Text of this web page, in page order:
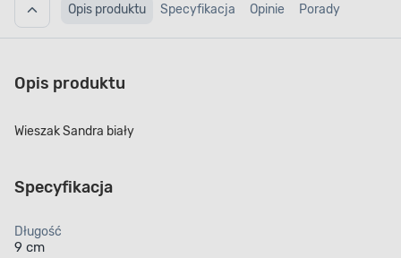
Opis produktu Specyfikacja Opinie Porady
Opis produktu
Wieszak Sandra biały
Specyfikacja
Długość
9 cm